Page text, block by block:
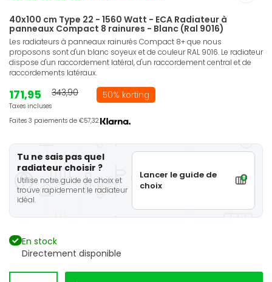
40x100 cm Type 22 - 1560 Watt - ECA Radiateur à
panneaux Compact 8 rainures - Blanc (Ral 9016)
Les radiateurs à panneaux rainurés Compact 8+ que nous
proposons sont d'un blanc soyeux et de couleur RAL 9016. Le radiateur
dispose d'un raccordement latéral, d'un raccordement central et de
raccordements latéraux.
171,95
Taxes incluses
343,90 50% korting
Faites 3 paiements de €57,32.
Tu ne sais pas quel
radiateur choisir ?
Utilise notre guide de choix et
trouve rapidement le radiateur
idéal.
Lancer le guide de
choix
En stock
Directement disponible